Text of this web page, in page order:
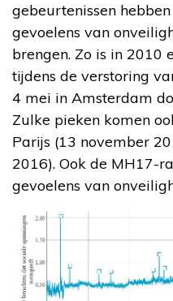
gebeurtenissen
gevoelens van
brengen. Zo is in 2010
tijdens de verstoring
4 mei in Amsterdam
Zulke pieken komen
Parijs (13 november
2016). Ook de MH17-
gevoelens van